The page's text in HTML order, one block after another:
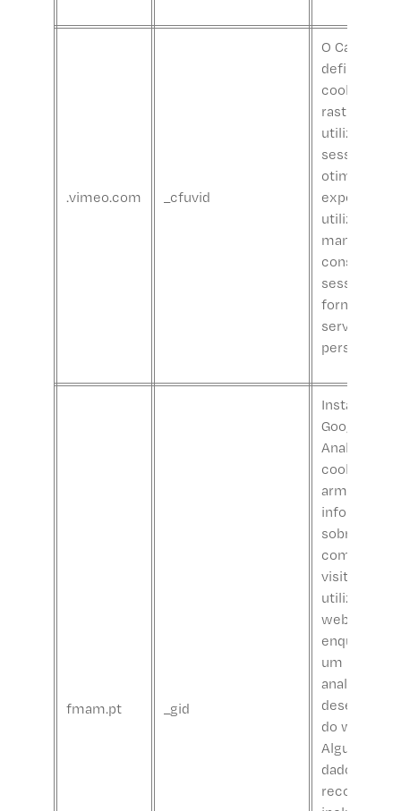
.vimeo.com _cfuvid
O Calendly
define este
cookie para
rastrear os
utilizadores
sessões
otimizar a
experiência
utilizador,
mantendo a
sessão e
fornecendo
serviços
fmam.pt _gid
Instalado
Google
Analytics, o
cookie _gid
armazena
sobre a
como os
visitantes
utilizam um
website,
enquanto
um relatório
analítico do
do website.
Alguns dos
dados
recolhidos